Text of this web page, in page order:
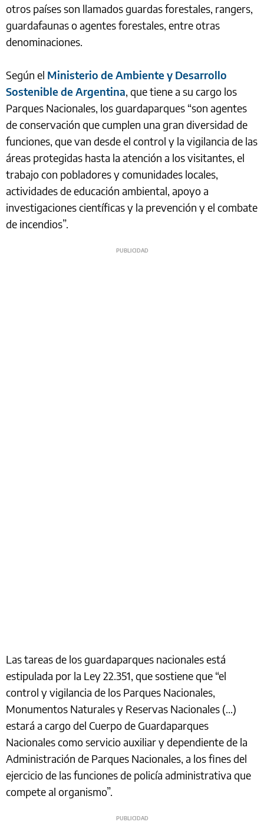
otros países son llamados guardas forestales, rangers,
guardafaunas o agentes forestales, entre otras
denominaciones.
Según el Ministerio de Ambiente y Desarrollo
Sostenible de Argentina, que tiene a su cargo los
Parques Nacionales, los guardaparques “son agentes
de conservación que cumplen una gran diversidad de
funciones, que van desde el control y la vigilancia de las
áreas protegidas hasta la atención a los visitantes, el
trabajo con pobladores y comunidades locales,
actividades de educación ambiental, apoyo a
investigaciones científicas y la prevención y el combate
de incendios”.
Las tareas de los guardaparques nacionales está
estipulada por la Ley 22.351, que sostiene que “el
control y vigilancia de los Parques Nacionales,
Monumentos Naturales y Reservas Nacionales (...)
estará a cargo del Cuerpo de Guardaparques
Nacionales como servicio auxiliar y dependiente de la
Administración de Parques Nacionales, a los fines del
ejercicio de las funciones de policía administrativa que
compete al organismo”.